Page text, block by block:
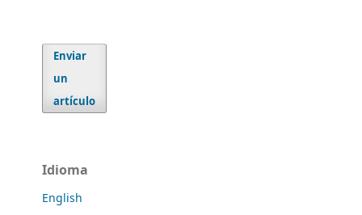
Enviar
un
artículo
Idioma
English